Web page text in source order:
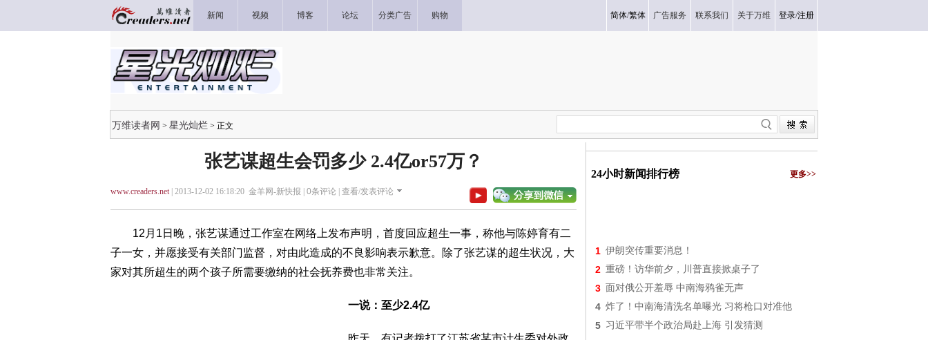
新闻 视频 博客 论坛 分类广告 购物 简体/繁体 广告服务 联系我们 关于万维 登录/注册
万维读者网 > 星光灿烂 > 正文
张艺谋超生会罚多少 2.4亿or57万？
www.creaders.net| 2013-12-02 16:18:20 金羊网-新快报 | 0条评论 | 查看/发表评论
12月1日晚，张艺谋通过工作室在网络上发布声明，首度回应超生一事，称他与陈婷育有二
子一女，并愿接受有关部门监督，对由此造成的不良影响表示歉意。除了张艺谋的超生状况，大
家对其所超生的两个孩子所需要缴纳的社会抚养费也非常关注。
一说：至少2.4亿
24小时新闻排行榜 更多>>
1 伊朗突传重要消息！
2 重磅！访华前夕，川普直接掀桌子了
3 面对俄公开羞辱 中南海鸦雀无声
4 炸了！中南海清洗名单曝光 习将枪口对准他
5 习近平带半个政治局赴上海 引发猜测